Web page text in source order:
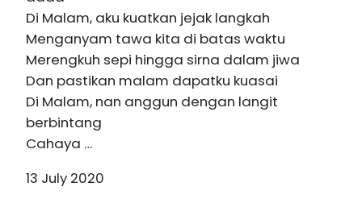
Di Malam, aku kuatkan jejak langkah
Menganyam tawa kita di batas waktu
Merengkuh sepi hingga sirna dalam jiwa
Dan pastikan malam dapatku kuasai
Di Malam, nan anggun dengan langit
berbintang
Cahaya …
13 July 2020